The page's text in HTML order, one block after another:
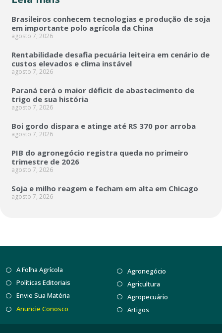
Brasileiros conhecem tecnologias e produção de soja
em importante polo agrícola da China
agosto 7, 2026
Rentabilidade desafia pecuária leiteira em cenário de
custos elevados e clima instável
agosto 7, 2026
Paraná terá o maior déficit de abastecimento de
trigo de sua história
agosto 7, 2026
Boi gordo dispara e atinge até R$ 370 por arroba
agosto 7, 2026
PIB do agronegócio registra queda no primeiro
trimestre de 2026
agosto 7, 2026
Soja e milho reagem e fecham em alta em Chicago
agosto 7, 2026
A Folha Agrícola
Políticas Editoriais
Envie Sua Matéria
Anuncie Conosco
Agronegócio
Agricultura
Agropecuário
Artigos